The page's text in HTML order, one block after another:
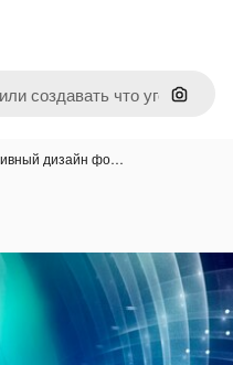
Поиск
дизайн фо…